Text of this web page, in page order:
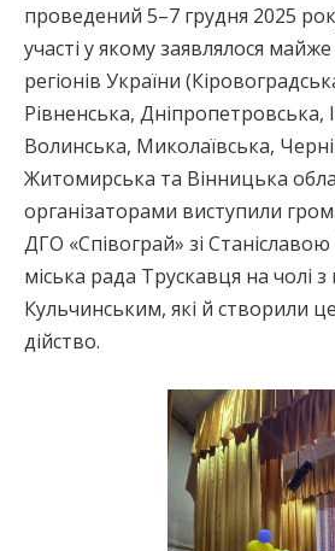
проведений 5–7 грудня 2025
участі у якому заявлялося майже
регіонів України
Рівненська, Дніпропетровська,
Волинська, Миколаївська,
Житомирська та Вінницька
організаторами виступили
ДГО «Співограй» зі
міська рада Трускавця на чолі
Кульчинським, які й створили
дійство.